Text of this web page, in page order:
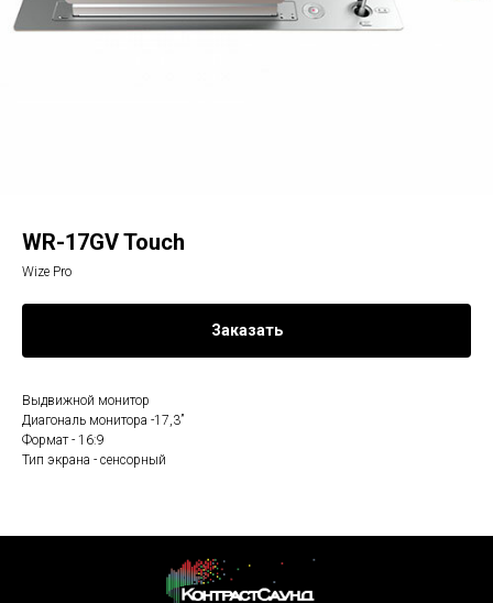
WR-17GV Touch
Wize Pro
Заказать
Выдвижной монитор
Диагональ монитора -17,3”
Формат - 16:9
Тип экрана - сенсорный